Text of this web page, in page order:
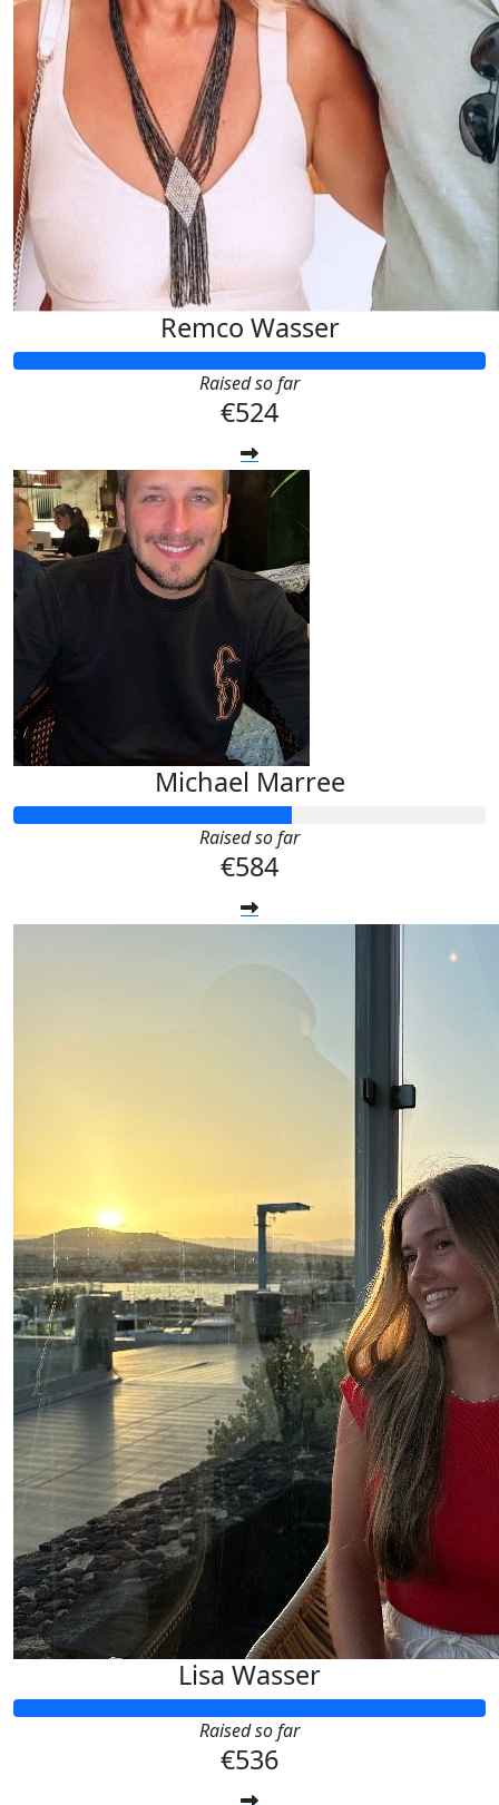
Remco Wasser
Raised so far
€524
Michael Marree
Raised so far
€584
Lisa Wasser
Raised so far
€536